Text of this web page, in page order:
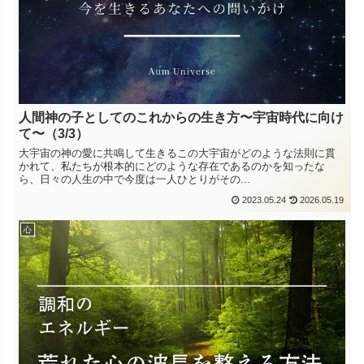
人間神の子としてのこれからの生き方〜宇宙時代に向け
て〜（3/3）
大宇宙の神の愛に共鳴して生きるこの大宇宙がどのような法則に貫
かれて、私たちが根本的にどのような存在であるのかを知ったな
ら、日々の人生の中で今度は一人ひとりがその...
2023.05.24 2026.05.19
心